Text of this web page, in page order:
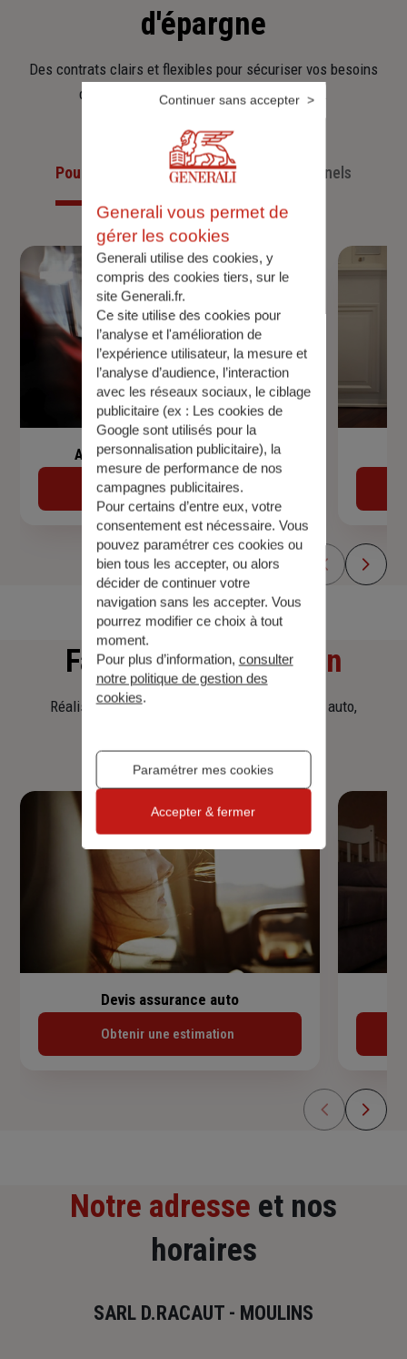
d'épargne
Des contrats clairs et flexibles pour sécuriser vos besoins
d’aujourd’hui et anticiper ceux de demain.
Pour les particuliersPour les professionnels
Assurance de prêt immobilier
Découvrir
Faitesune simulation
Réalisez une simulation tarifaire d'assurance, auto,
Devis assurance auto
Obtenir une estimation
Notre adresse et nos
horaires
SARL D.RACAUT - MOULINS
Generali vous permet de
gérer les cookies
Generali utilise des cookies, y
compris des cookies tiers, sur le
site Generali.fr.
Ce site utilise des cookies pour
l’analyse et l'amélioration de
l’expérience utilisateur, la mesure et
l’analyse d’audience, l’interaction
avec les réseaux sociaux, le ciblage
publicitaire (ex : Les cookies de
Google sont utilisés pour la
personnalisation publicitaire), la
mesure de performance de nos
campagnes publicitaires.
Pour certains d’entre eux, votre
consentement est nécessaire. Vous
pouvez paramétrer ces cookies ou
bien tous les accepter, ou alors
décider de continuer votre
navigation sans les accepter. Vous
pourrez modifier ce choix à tout
moment.
Pour plus d’information, consulter
notre politique de gestion des
cookies.
Paramétrer mes cookies
Continuer sans accepter
Accepter & fermer